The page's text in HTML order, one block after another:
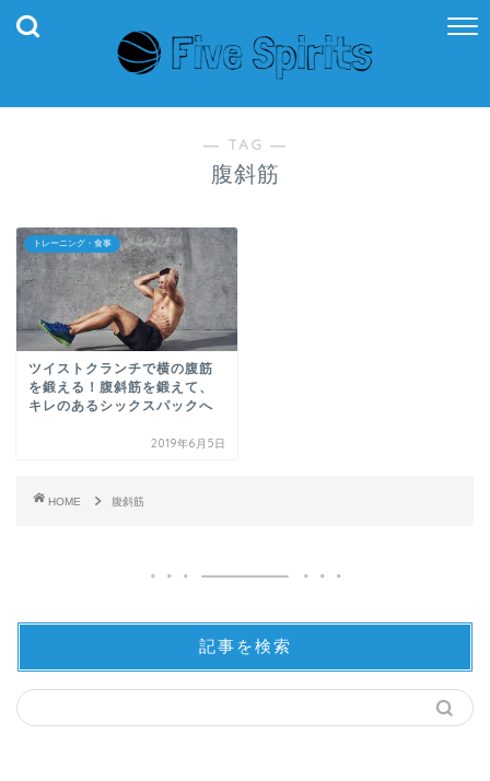
― TAG ―
腹斜筋
トレーニング・食事
ツイストクランチで横の腹筋
を鍛える！腹斜筋を鍛えて、
キレのあるシックスパックへ
2019年6月5日
HOME 腹斜筋
記事を検索